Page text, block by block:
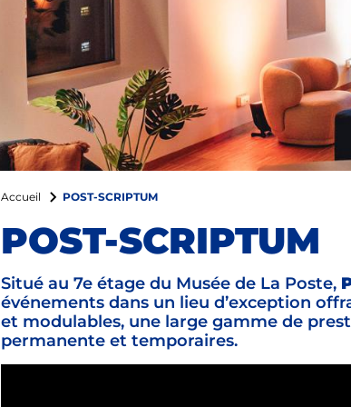
Accueil POST-SCRIPTUM
POST-SCRIPTUM
Situé au 7e étage du Musée de La Poste,
événements dans un lieu d’exception
et modulables, une large gamme de
permanente et temporaires.